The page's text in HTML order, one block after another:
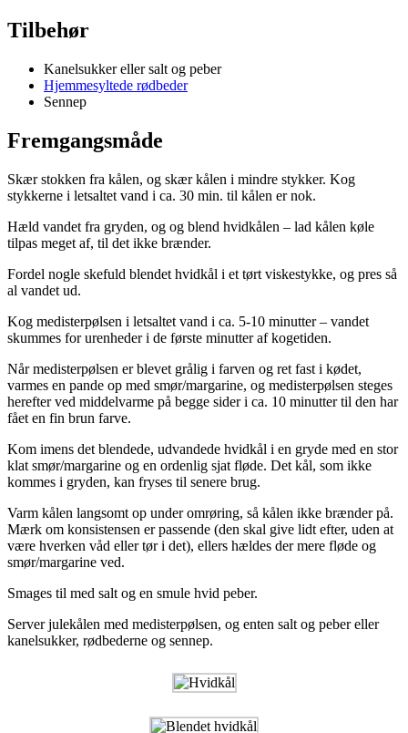
Tilbehør
Kanelsukker eller salt og peber
Hjemmesyltede rødbeder
Sennep
Fremgangsmåde
Skær stokken fra kålen, og skær kålen i mindre stykker. Kog
stykkerne i letsaltet vand i ca. 30 min. til kålen er nok.
Hæld vandet fra gryden, og og blend hvidkålen – lad kålen køle
tilpas meget af, til det ikke brænder.
Fordel nogle skefuld blendet hvidkål i et tørt viskestykke, og pres så
al vandet ud.
Kog medisterpølsen i letsaltet vand i ca. 5-10 minutter – vandet
skummes for urenheder i de første minutter af kogetiden.
Når medisterpølsen er blevet grålig i farven og ret fast i kødet,
varmes en pande op med smør/margarine, og medisterpølsen steges
herefter ved middelvarme på begge sider i ca. 10 minutter til den har
fået en fin brun farve.
Kom imens det blendede, udvandede hvidkål i en gryde med en stor
klat smør/margarine og en ordenlig sjat fløde. Det kål, som ikke
kommes i gryden, kan fryses til senere brug.
Varm kålen langsomt op under omrøring, så kålen ikke brænder på.
Mærk om konsistensen er passende (den skal give lidt efter, uden at
være hverken våd eller tør i det), ellers hældes der mere fløde og
smør/margarine ved.
Smages til med salt og en smule hvid peber.
Server julekålen med medisterpølsen, og enten salt og peber eller
kanelsukker, rødbederne og sennep.